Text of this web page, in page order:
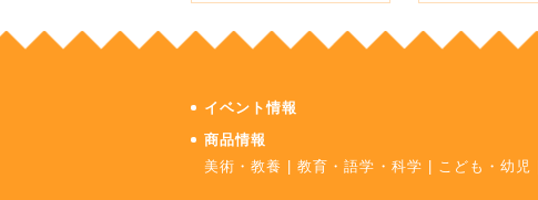
イベント情報
商品情報
美術・教養
|教育・語学・科学 こども・幼児